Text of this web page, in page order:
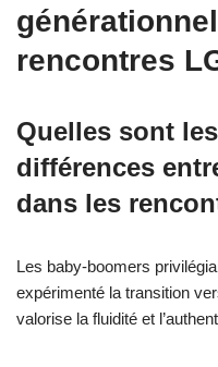
rencontres
Quelles sont
différences
dans les
Les baby-boomers
expérimenté la transition
valorise la fluidité et